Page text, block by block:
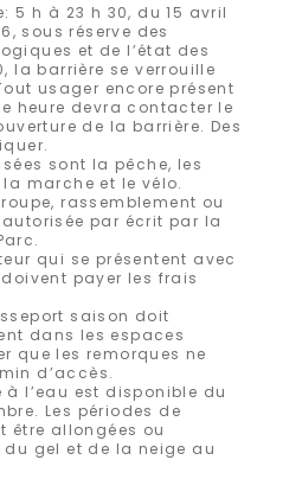
5 h à 23 h 30, du 15 avril
sous réserve des
et de l’état des
la barrière se verrouille
usager encore présent
heure devra contacter le
de la barrière. Des
sont la pêche, les
marche et le vélo.
rassemblement ou
par écrit par la
qui se présentent avec
payer les frais
saison doit
dans les espaces
que les remorques ne
d’accès.
l’eau est disponible du
Les périodes de
être allongées ou
gel et de la neige au